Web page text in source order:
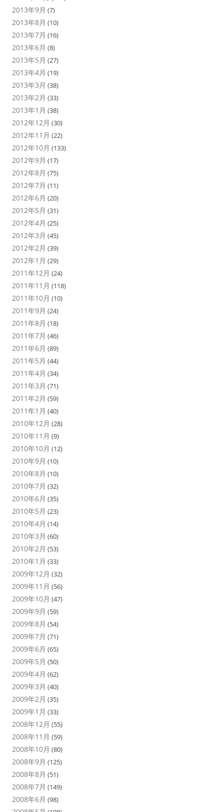
2013年9月 (7)
2013年8月 (10)
2013年7月 (16)
2013年6月 (8)
2013年5月 (27)
2013年4月 (19)
2013年3月 (38)
2013年2月 (33)
2013年1月 (38)
2012年12月 (30)
2012年11月 (22)
2012年10月 (133)
2012年9月 (17)
2012年8月 (75)
2012年7月 (11)
2012年6月 (20)
2012年5月 (31)
2012年4月 (25)
2012年3月 (45)
2012年2月 (39)
2012年1月 (29)
2011年12月 (24)
2011年11月 (118)
2011年10月 (10)
2011年9月 (24)
2011年8月 (18)
2011年7月 (46)
2011年6月 (89)
2011年5月 (44)
2011年4月 (34)
2011年3月 (71)
2011年2月 (59)
2011年1月 (40)
2010年12月 (28)
2010年11月 (9)
2010年10月 (12)
2010年9月 (10)
2010年8月 (10)
2010年7月 (32)
2010年6月 (35)
2010年5月 (23)
2010年4月 (14)
2010年3月 (60)
2010年2月 (53)
2010年1月 (33)
2009年12月 (32)
2009年11月 (56)
2009年10月 (47)
2009年9月 (59)
2009年8月 (54)
2009年7月 (71)
2009年6月 (65)
2009年5月 (50)
2009年4月 (62)
2009年3月 (40)
2009年2月 (35)
2009年1月 (33)
2008年12月 (55)
2008年11月 (59)
2008年10月 (80)
2008年9月 (125)
2008年8月 (51)
2008年7月 (149)
2008年6月 (98)